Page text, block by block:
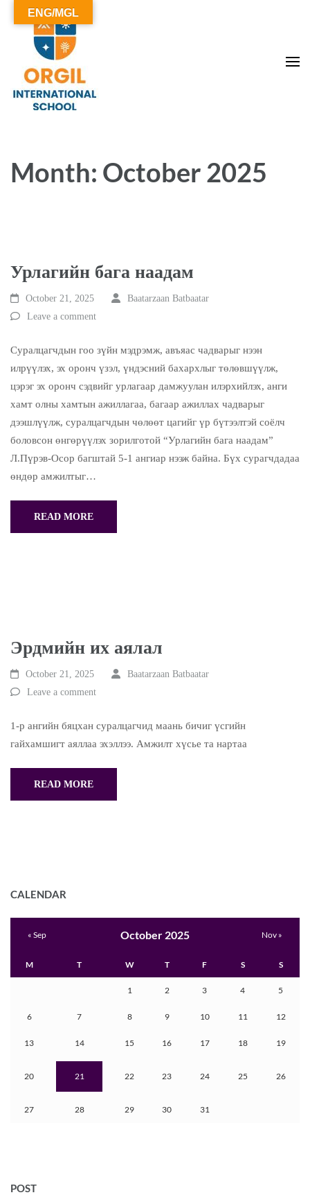
Month: October 2025
Урлагийн бага наадам
October 21, 2025
Baatarzaan Batbaatar
Leave a comment
Суралцагчдын гоо зүйн мэдрэмж, авъяас чадварыг нээн
илрүүлэх, эх оронч үзэл, үндэсний бахархлыг төлөвшүүлж,
цэрэг эх оронч сэдвийг урлагаар дамжуулан илэрхийлэх, анги
хамт олны хамтын ажиллагаа, багаар ажиллах чадварыг
дээшлүүлж, суралцагчдын чөлөөт цагийг үр бүтээлтэй соёлч
боловсон өнгөрүүлэх зорилготой “Урлагийн бага наадам”
Л.Пүрэв-Осор багштай 5-1 ангиар нээж байна. Бүх сурагчдадаа
өндөр амжилтыг…
READ MORE
Эрдмийн их аялал
October 21, 2025
Baatarzaan Batbaatar
Leave a comment
1-р ангийн бяцхан суралцагчид маань бичиг үсгийн
гайхамшигт аяллаа эхэллээ. Амжилт хүсье та нартаа
READ MORE
CALENDAR
October 2025
M T W T F S S
1 2 3 4 5
6 7 8 9 10 11 12
13 14 15 16 17 18 19
20 21 22 23 24 25 26
27 28 29 30 31
« Sep Nov »
POST
ENG/MGL